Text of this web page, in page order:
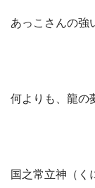
あっこさんの強
何よりも、龍の
国之常立神（く